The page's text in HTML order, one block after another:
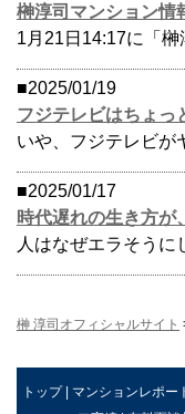
榊淳司マンション情
1月21日14:17に「
■2025/01/19
フジテレビはちょっ
いや、フジテレビが
■2025/01/17
時代遅れの生き方が
人はなぜエラそう
榊 淳司オフィシャルサイト
トップ| マンションレポー